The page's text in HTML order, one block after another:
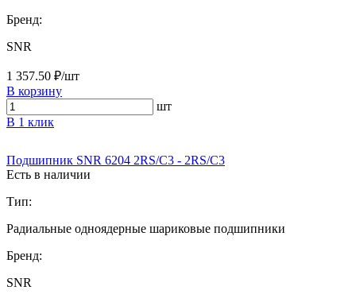
Бренд:
SNR
1 357.50 ₽/шт
В корзину
шт
В 1 клик
Подшипник SNR 6204 2RS/C3 - 2RS/C3
Есть в наличии
Тип:
Радиальные одноядерные шариковые подшипники
Бренд:
SNR